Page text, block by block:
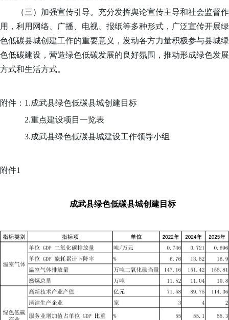
（三）加强宣传引导。 充分发挥舆论宣传主导和社会监督作
用，利用网络、广播、电视、报纸等多种形式，广泛宣传开展绿
色低碳县城创建工作的重要意义，发动各方力量积极参与县城绿
色低碳建设，营造绿色低碳发展的良好氛围，推动形成绿色发展
方式和生活方式。
附件： 1.成武县绿色低碳县城创建目标
2.重点建设项目一览表
3.成武县绿色低碳县城建设工作领导小组
附件1
成武县绿色低碳县城创建目标